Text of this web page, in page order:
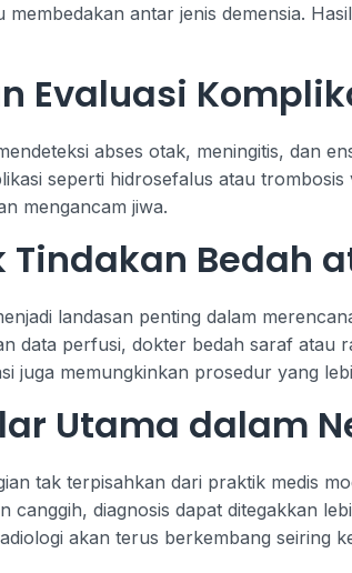
antar jenis demensia.
Evaluasi
abses otak, meningitis, dan
seperti hidrosefalus atau
mengancam jiwa.
Tindakan Bedah
landasan penting dalam
data perfusi, dokter bedah saraf atau
juga memungkinkan prosedur yang
Utama dalam
tak terpisahkan dari praktik medis
canggih, diagnosis dapat ditegakkan
akan terus berkembang seiring